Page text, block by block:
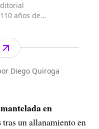
años de
de Medellín en
de 1912 por
especializado en
contenidos
en las
piezas mult...
Diego Quiroga
en
tras un allanamiento en